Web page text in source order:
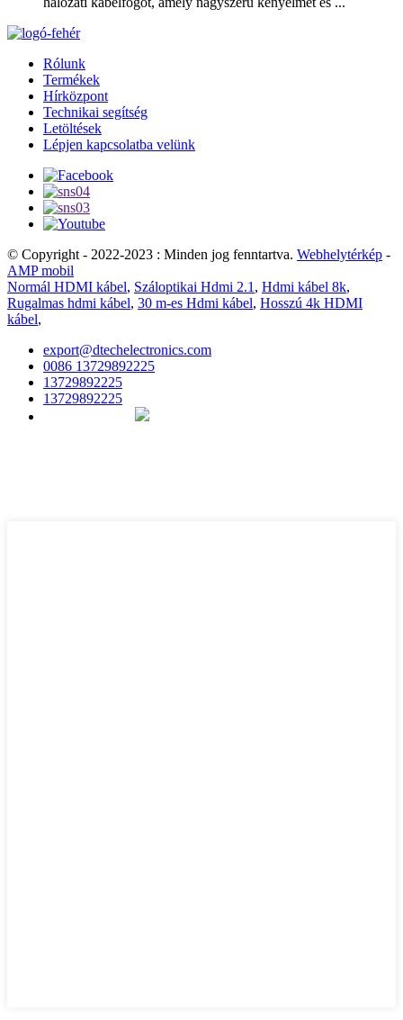
Rólunk
Termékek
Hírközpont
Technikai segítség
Letöltések
Lépjen kapcsolatba velünk
© Copyright - 2022-2023 : Minden jog fenntartva. Webhelytérkép -
AMP mobil
Normál HDMI kábel, Száloptikai Hdmi 2.1 , Hdmi kábel 8k,
Rugalmas hdmi kábel, 30 m-es Hdmi kábel, Hosszú 4k HDMI
kábel,
export@dtechelectronics.com
0086 13729892225
13729892225
13729892225